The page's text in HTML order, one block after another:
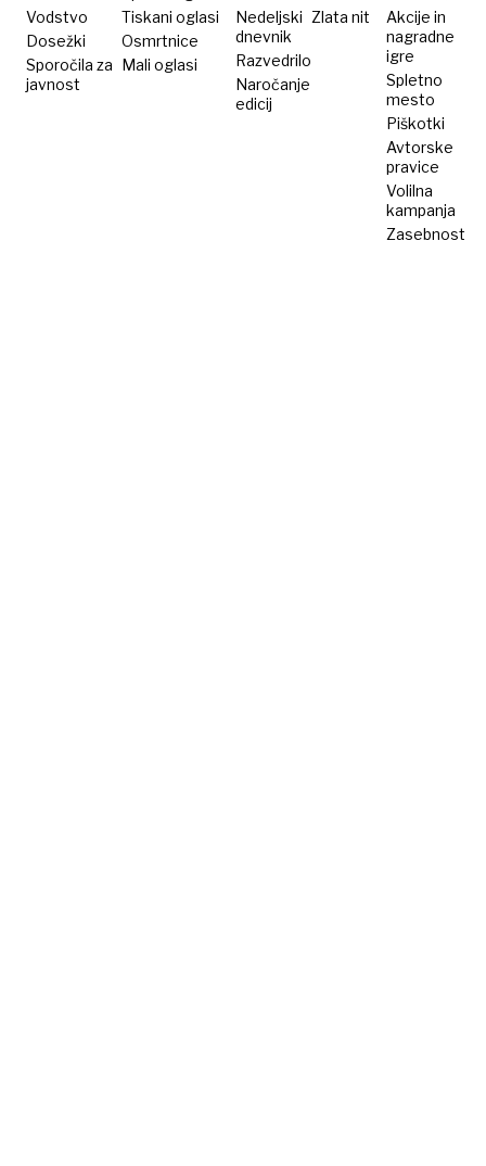
Vodstvo
Dosežki
Sporočila za
javnost
Tiskani oglasi
Osmrtnice
Mali oglasi
Nedeljski
dnevnik
Razvedrilo
Naročanje
edicij
Zlata nit
Akcije in
nagradne
igre
Spletno
mesto
Piškotki
Avtorske
pravice
Volilna
kampanja
Zasebnost